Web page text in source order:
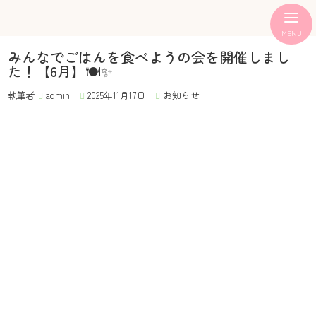
みんなでごはんを食べようの会を開催しまし
た！【6月】🍽️✨
執筆者 admin 2025年11月17日 お知らせ